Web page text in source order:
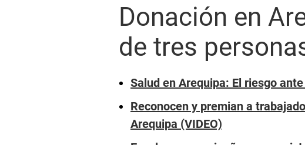
Donación en
de tres
Salud en Arequipa: El riesgo
Reconocen y premian a
Arequipa (VIDEO)